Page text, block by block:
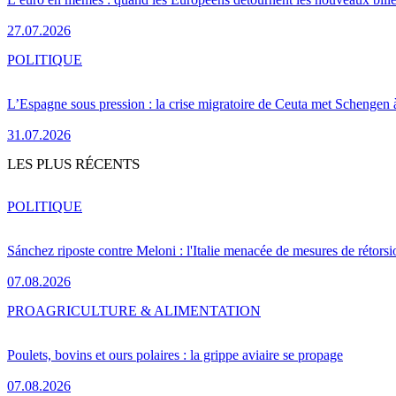
27.07.2026
L’Espagne sous pression : la crise migratoire de Ceuta met Schengen
31.07.2026
POLITIQUE
LES PLUS RÉCENTS
Sánchez riposte contre Meloni : l'Italie menacée de mesures de
07.08.2026
POLITIQUE
Poulets, bovins et ours polaires : la grippe aviaire se propage
07.08.2026
PROAGRICULTURE & ALIMENTATION